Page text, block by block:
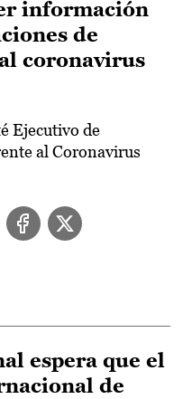
información
de
coronavirus
Ejecutivo de
al Coronavirus
espera que el
de